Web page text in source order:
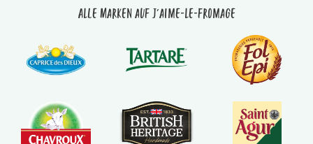
Alle Marken auf J'aime-le-fromage